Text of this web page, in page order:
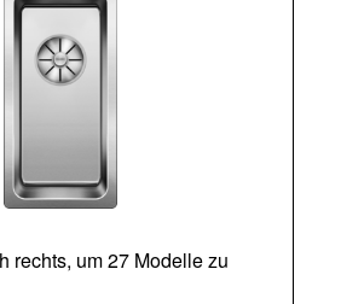
rechts, um 27 Modelle zu